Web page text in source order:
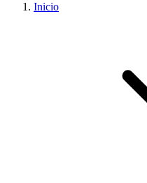
Inicio